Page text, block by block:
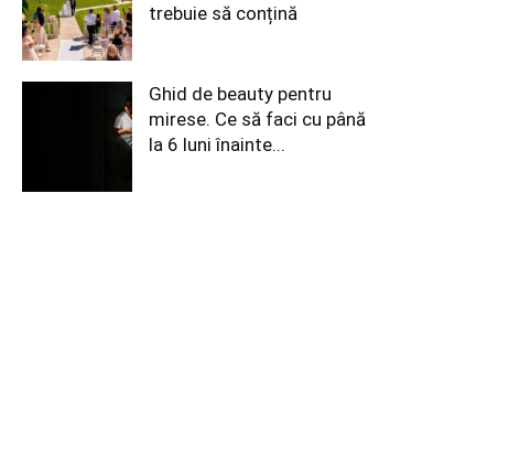
trebuie să conțină
Ghid de beauty pentru
mirese. Ce să faci cu până
la 6 luni înainte...